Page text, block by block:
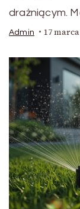
drażniącym.
Admin 17 marca